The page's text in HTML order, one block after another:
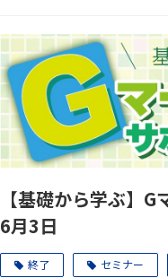
【基礎から学ぶ】
6月3日
終了 セミナー